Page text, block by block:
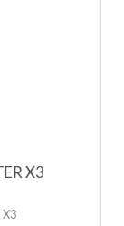
X3
X3